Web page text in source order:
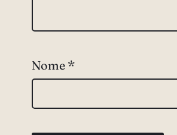
Nome *